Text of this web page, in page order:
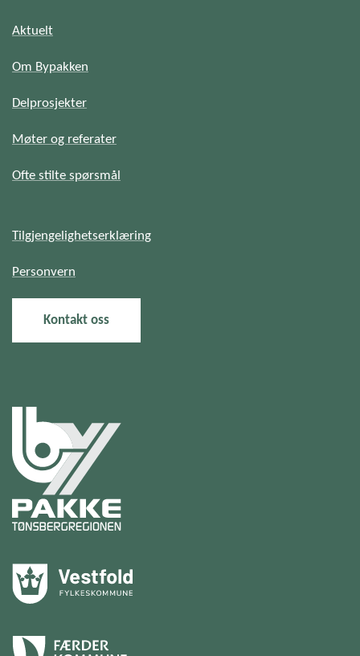
Aktuelt
Om Bypakken
Delprosjekter
Møter og referater
Ofte stilte spørsmål
Tilgjengelighetserklæring
Personvern
Kontakt oss